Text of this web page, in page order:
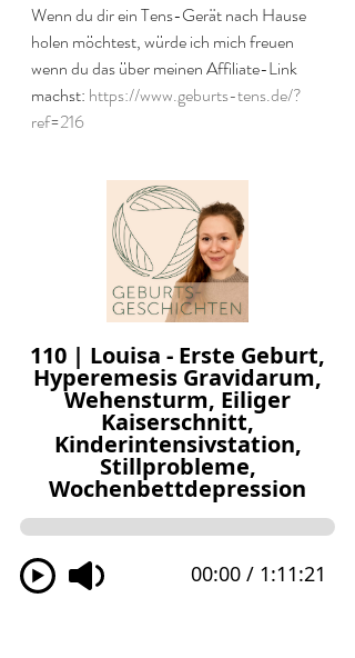
Wenn du dir ein Tens-Gerät nach Hause
holen möchtest, würde ich mich freuen
wenn du das über meinen Affiliate-Link
machst: https://www.geburts-tens.de/?
ref=216